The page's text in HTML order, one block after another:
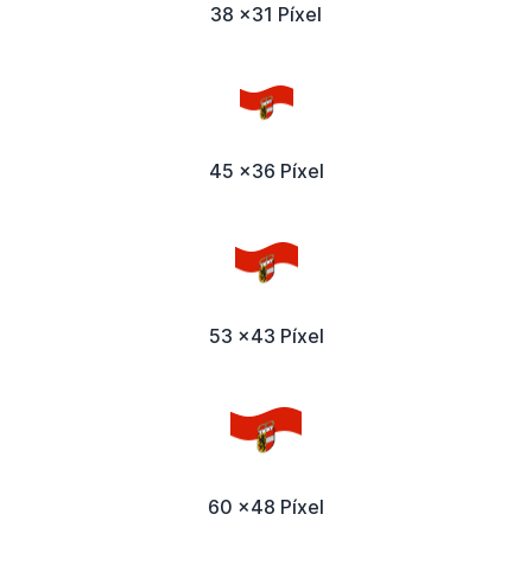
38 x31 Píxel
45 x36 Píxel
53 x43 Píxel
60 x48 Píxel